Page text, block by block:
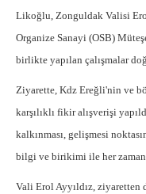
Likoğlu, Zonguldak Valisi
Organize Sanayi (OSB)
birlikte yapılan çalışmalar
Ziyarette, Kdz Ereğli'nin ve
karşılıklı fikir alışverişi
kalkınması, gelişmesi
bilgi ve birikimi ile her
Vali Erol Ayyıldız,